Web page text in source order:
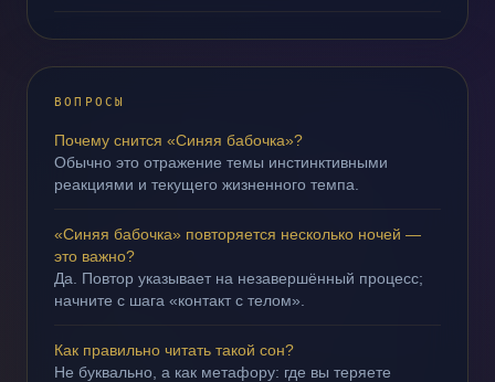
ВОПРОСЫ
Почему снится «Синяя бабочка»?
Обычно это отражение темы инстинктивными
реакциями и текущего жизненного темпа.
«Синяя бабочка» повторяется несколько ночей —
это важно?
Да. Повтор указывает на незавершённый процесс;
начните с шага «контакт с телом».
Как правильно читать такой сон?
Не буквально, а как метафору: где вы теряете